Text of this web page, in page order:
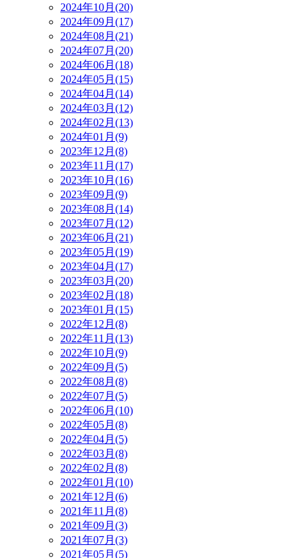
2024年10月(20)
2024年09月(17)
2024年08月(21)
2024年07月(20)
2024年06月(18)
2024年05月(15)
2024年04月(14)
2024年03月(12)
2024年02月(13)
2024年01月(9)
2023年12月(8)
2023年11月(17)
2023年10月(16)
2023年09月(9)
2023年08月(14)
2023年07月(12)
2023年06月(21)
2023年05月(19)
2023年04月(17)
2023年03月(20)
2023年02月(18)
2023年01月(15)
2022年12月(8)
2022年11月(13)
2022年10月(9)
2022年09月(5)
2022年08月(8)
2022年07月(5)
2022年06月(10)
2022年05月(8)
2022年04月(5)
2022年03月(8)
2022年02月(8)
2022年01月(10)
2021年12月(6)
2021年11月(8)
2021年09月(3)
2021年07月(3)
2021年05月(5)